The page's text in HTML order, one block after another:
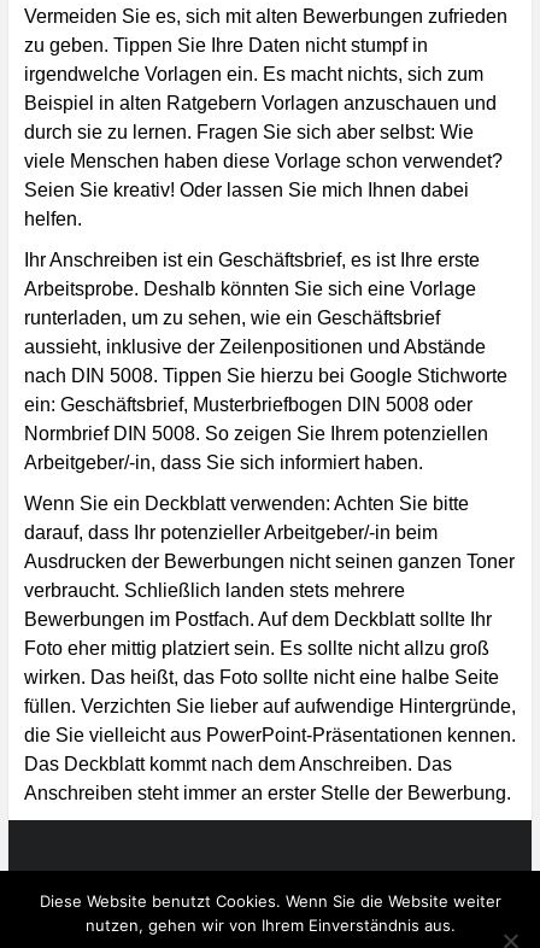
Vermeiden Sie es, sich mit alten Bewerbungen zufrieden
zu geben. Tippen Sie Ihre Daten nicht stumpf in
irgendwelche Vorlagen ein. Es macht nichts, sich zum
Beispiel in alten Ratgebern Vorlagen anzuschauen und
durch sie zu lernen. Fragen Sie sich aber selbst: Wie
viele Menschen haben diese Vorlage schon verwendet?
Seien Sie kreativ! Oder lassen Sie mich Ihnen dabei
helfen.
Ihr Anschreiben ist ein Geschäftsbrief, es ist Ihre erste
Arbeitsprobe. Deshalb könnten Sie sich eine Vorlage
runterladen, um zu sehen, wie ein Geschäftsbrief
aussieht, inklusive der Zeilenpositionen und Abstände
nach DIN 5008. Tippen Sie hierzu bei Google Stichworte
ein: Geschäftsbrief, Musterbriefbogen DIN 5008 oder
Normbrief DIN 5008. So zeigen Sie Ihrem potenziellen
Arbeitgeber/-in, dass Sie sich informiert haben.
Wenn Sie ein Deckblatt verwenden: Achten Sie bitte
darauf, dass Ihr potenzieller Arbeitgeber/-in beim
Ausdrucken der Bewerbungen nicht seinen ganzen Toner
verbraucht. Schließlich landen stets mehrere
Bewerbungen im Postfach. Auf dem Deckblatt sollte Ihr
Foto eher mittig platziert sein. Es sollte nicht allzu groß
wirken. Das heißt, das Foto sollte nicht eine halbe Seite
füllen. Verzichten Sie lieber auf aufwendige Hintergründe,
die Sie vielleicht aus PowerPoint-Präsentationen kennen.
Das Deckblatt kommt nach dem Anschreiben. Das
Anschreiben steht immer an erster Stelle der Bewerbung.
Copyright © 2026Textconsulting Hamburg. Alle Rechte
vorbehalten.
Diese Website benutzt Cookies. Wenn Sie die Website weiter
nutzen, gehen wir von Ihrem Einverständnis aus.